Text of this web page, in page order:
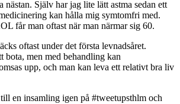
nästan. Själv har jag lite lätt astma sedan ett
kan hålla mig symtomfri med.
får man oftast när man närmar sig 60.
oftast under det första levnadsåret.
bota, men med behandling kan
upp, och man kan leva ett relativt bra liv
en insamling igen på #tweetupsthlm och